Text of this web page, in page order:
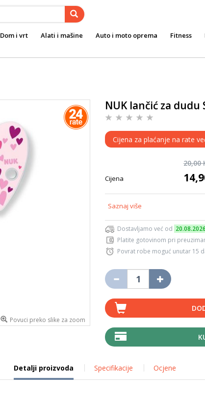
Dom i vrt Alati i mašine Auto i moto oprema Fitness
Povuci preko slike za zoom
NUK lančić za dudu
Cijena za plaćanje na rate
20,00
Cijena
Saznaj više
Dostavljamo već od 20.08.2026
Platite gotovinom pri
Povrat robe moguć unutar 15
Detalji proizvoda Specifikacije Ocjene